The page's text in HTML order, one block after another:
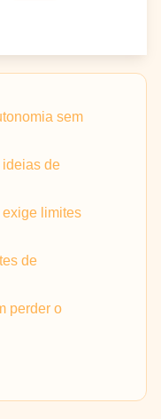
sem
ideias de
limites
de
perder o